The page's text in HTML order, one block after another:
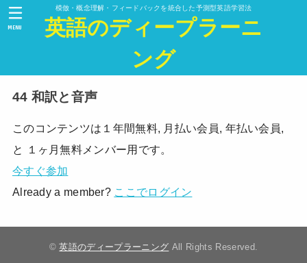
模倣・概念理解・フィードバックを統合した予測型英語学習法
英語のディープラーニ
ング
MENU
44 和訳と音声
このコンテンツは１年間無料, 月払い会員, 年払い会員,
と １ヶ月無料メンバー用です。
今すぐ参加
Already a member? ここでログイン
©英語のディープラーニング All Rights Reserved.